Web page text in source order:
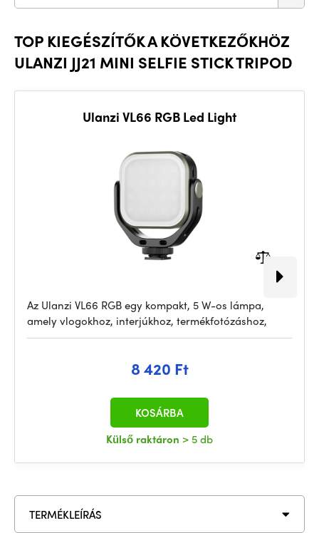
TOP KIEGÉSZÍTŐK A KÖVETKEZŐKHÖZ
ULANZI JJ21 MINI SELFIE STICK TRIPOD
Ulanzi VL66 RGB Led Light
Az Ulanzi VL66 RGB egy kompakt, 5 W-os lámpa,
amely vlogokhoz, interjúkhoz, termékfotózáshoz,
8 420 Ft
Külső raktáron > 5 db
KOSÁRBA
TERMÉKLEÍRÁS